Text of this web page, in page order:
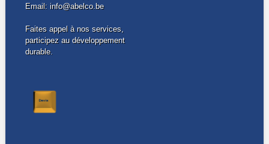
Email: info@abelco.be
Faites appel à nos services,
participez au développement
durable.